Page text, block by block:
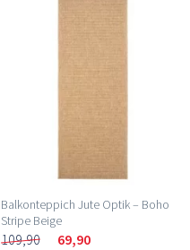
Balkonteppich Jute Optik – Boho
Stripe Beige
109,90 69,90